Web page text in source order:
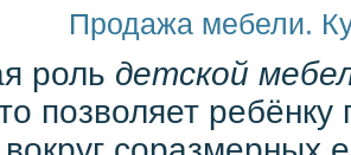
Продажа мебели.
роль детской
позволяет ребёнку